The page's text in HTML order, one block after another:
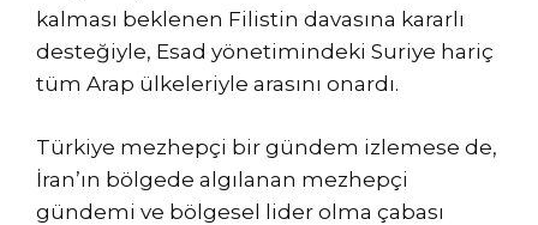
kalması beklenen Filistin davasına kararlı
desteğiyle, Esad yönetimindeki Suriye hariç
tüm Arap ülkeleriyle arasını onardı.
Türkiye mezhepçi bir gündem izlemese de,
İran’ın bölgede algılanan mezhepçi
gündemi ve bölgesel lider olma çabası